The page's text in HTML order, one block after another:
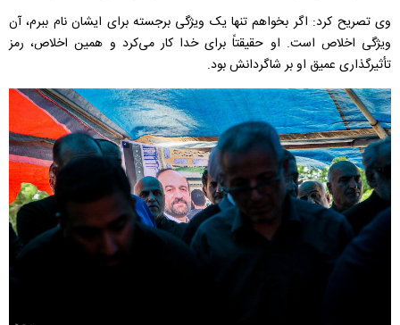
وی تصریح کرد: اگر بخواهم تنها یک ویژگی برجسته برای ایشان نام ببرم، آن
ویژگی اخلاص است. او حقیقتاً برای خدا کار می‌کرد و همین اخلاص، رمز
تأثیرگذاری عمیق او بر شاگردانش بود.